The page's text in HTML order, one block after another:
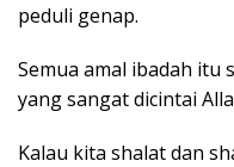
peduli genap.
Semua amal ibadah itu
yang sangat dicintai
Kalau kita shalat dan